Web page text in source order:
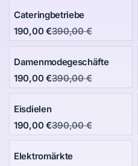
Cateringbetriebe
190,00 €390,00 €
Damenmodegeschäfte
190,00 €390,00 €
Eisdielen
190,00 €390,00 €
Elektromärkte